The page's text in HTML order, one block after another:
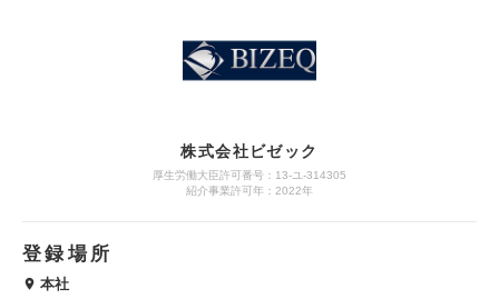
株式会社ビゼック
厚生労働大臣許可番号：13-ユ-314305
紹介事業許可年：2022年
登録場所
本社